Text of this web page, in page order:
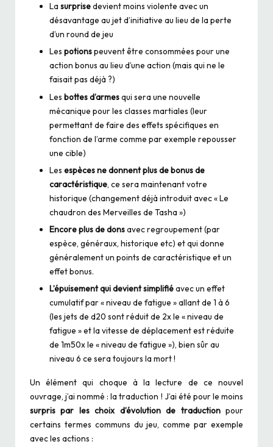
La surprisedevient moins violente avec un
désavantage au jet d’initiative au lieu de la perte
d’un round de jeu
Les potionspeuvent être consommées pour une
action bonus au lieu d’une action (mais qui ne le
faisait pas déjà ?)
Les bottes d’armesqui sera une nouvelle
mécanique pour les classes martiales (leur
permettant de faire des effets spécifiques en
fonction de l’arme comme par exemple repousser
une cible)
Les espèces ne donnent plus de bonus de
caractéristique, ce sera maintenant votre
historique (changement déjà introduit avec « Le
chaudron des Merveilles de Tasha »)
Encore plus de donsavec regroupement (par
espèce, généraux, historique etc) et qui donne
généralement un points de caractéristique et un
effet bonus.
L’épuisement qui devient simplifiéavec un effet
cumulatif par « niveau de fatigue » allant de 1 à 6
(les jets de d20 sont réduit de 2x le « niveau de
fatigue » et la vitesse de déplacement est réduite
de 1m50x le « niveau de fatigue »), bien sûr au
niveau 6 ce sera toujours la mort !
Un élément qui choque à la lecture de ce nouvel
ouvrage, j’ai nommé : la traduction ! J’ai été pour le moins
surpris par les choix d’évolution de traductionpour
certains termes communs du jeu, comme par exemple
avec les actions :